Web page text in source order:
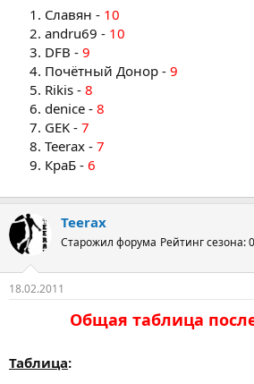
Славян - 10
andru69 - 10
DFB - 9
Почётный Донор - 9
Rikis - 8
denice - 8
GEK - 7
Teerax - 7
КраБ - 6
Teerax
Старожил форума Рейтинг сезона: 0
18.02.2011
Общая таблица
Таблица: